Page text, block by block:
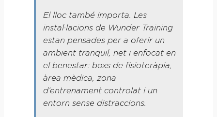
El lloc també importa. Les
instal·lacions de Wunder Training
estan pensades per a oferir un
ambient tranquil, net i enfocat en
el benestar: boxs de fisioteràpia,
àrea mèdica, zona
d’entrenament controlat i un
entorn sense distraccions.